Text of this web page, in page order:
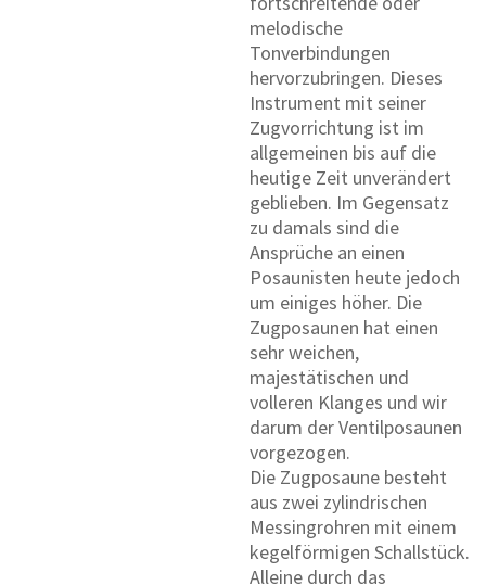
melodische
Tonverbindungen
hervorzubringen. Dieses
Instrument mit seiner
Zugvorrichtung ist im
allgemeinen bis auf die
heutige Zeit unverändert
geblieben. Im Gegensatz
zu damals sind die
Ansprüche an einen
Posaunisten heute jedoch
um einiges höher. Die
Zugposaunen hat einen
sehr weichen,
majestätischen und
volleren Klanges und wir
darum der Ventilposaunen
vorgezogen.
Die Zugposaune besteht
aus zwei zylindrischen
Messingrohren mit einem
kegelförmigen Schallstück.
Alleine durch das